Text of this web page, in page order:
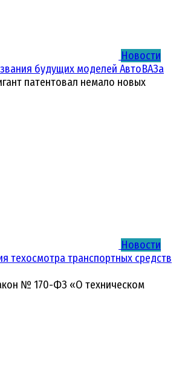
Новости
будущих моделей АвтоВАЗа
патентовал немало новых
Новости
техосмотра транспортных средств
№ 170-ФЗ «О техническом